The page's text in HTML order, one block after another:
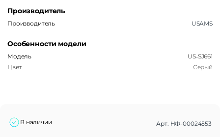
Производитель
Производитель USAMS
Особенности модели
Модель
US‑SJ661
Цвет
Серый
В наличии Арт. НФ-00024553